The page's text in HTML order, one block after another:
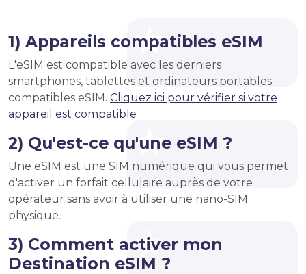
1) Appareils compatibles eSIM
L'eSIM est compatible avec les derniers
smartphones, tablettes et ordinateurs portables
compatibles eSIM. Cliquez ici pour vérifier si votre
appareil est compatible
2) Qu'est-ce qu'une eSIM ?
Une eSIM est une SIM numérique qui vous permet
d'activer un forfait cellulaire auprès de votre
opérateur sans avoir à utiliser une nano-SIM
physique.
3) Comment activer mon
Destination eSIM ?